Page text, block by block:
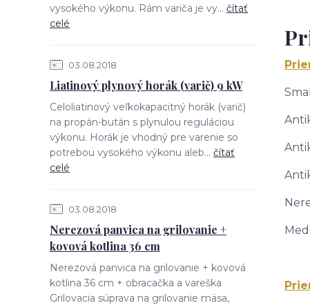
vysokého výkonu. Rám variča je vy... čítať
celé
03.08.2018
Liatinový plynový horák (varič) 9 kW
Celoliatinový veľkokapacitný horák (varič)
na propán-bután s plynulou reguláciou
výkonu. Horák je vhodný pre varenie so
potrebou vysokého výkonu aleb... čítať
celé
03.08.2018
Nerezová panvica na grilovanie +
kovová kotlina 36 cm
Nerezová panvica na grilovanie + kovová
kotlina 36 cm + obracačka a vareška
Grilovacia súprava na grilovanie mäsa,